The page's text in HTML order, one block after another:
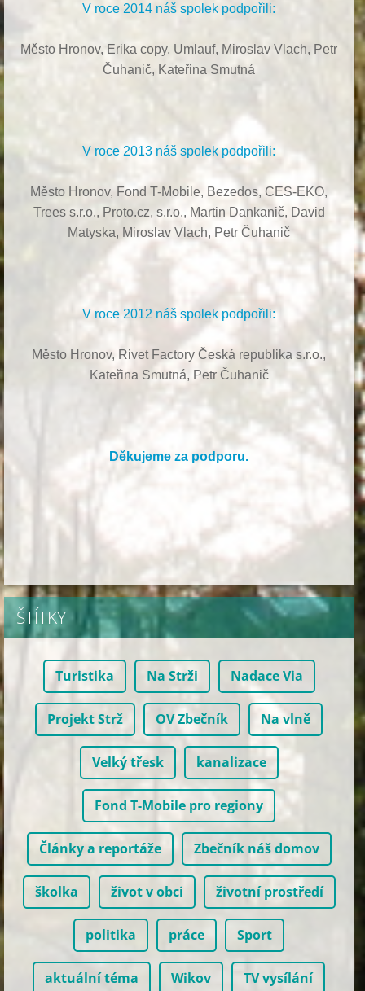
V roce 2014 náš spolek podpořili:
Město Hronov, Erika copy, Umlauf, Miroslav Vlach, Petr
Čuhanič, Kateřina Smutná
V roce 2013 náš spolek podpořili:
Město Hronov, Fond T-Mobile, Bezedos, CES-EKO,
Trees s.r.o., Proto.cz, s.r.o., Martin Dankanič, David
Matyska, Miroslav Vlach, Petr Čuhanič
V roce 2012 náš spolek podpořili:
Město Hronov, Rivet Factory Česká republika s.r.o.,
Kateřina Smutná, Petr Čuhanič
Děkujeme za podporu.
ŠTÍTKY
Turistika Na Strži Nadace Via
Projekt Strž OV Zbečník Na vlně
Velký třesk kanalizace
Fond T-Mobile pro regiony
Články a reportáže Zbečník náš domov
školka život v obci životní prostředí
politika práce Sport
aktuální téma Wikov TV vysílání